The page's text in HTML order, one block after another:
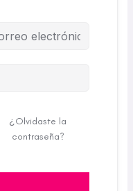
¿Olvidaste la
contraseña?